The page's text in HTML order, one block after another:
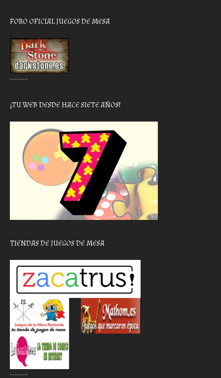
FORO OFICIAL JUEGOS DE MESA
………..
¡TU WEB DESDE HACE SIETE AÑOS!
TIENDAS DE JUEGOS DE MESA
………..